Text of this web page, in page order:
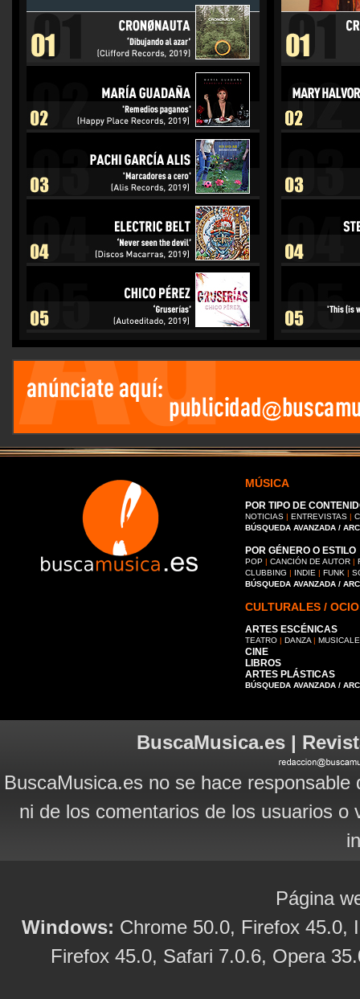
MÚSICA
POR TIPO DE
NOTICIAS | ENTREVISTAS |
BÚSQUEDA AVANZADA /
POR GÉNERO O ESTILO
POP | CANCIÓN DE AUTOR |
CLUBBING | INDIE | FUNK |
BÚSQUEDA AVANZADA /
CULTURALES / OCIO
ARTES ESCÉNICAS
TEATRO | DANZA |
CINE
LIBROS
ARTES PLÁSTICAS
BÚSQUEDA AVANZADA /
BuscaMusica.es |
BuscaMusica.es no se hace
ni de los comentarios de los usuarios
Página
Windows: Chrome 50.0, Firefox 45.0,
Firefox 45.0, Safari 7.0.6, Opera